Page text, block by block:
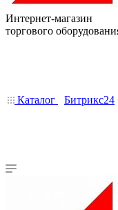
Интернет-магазин
торгового
Каталог Битрикс24